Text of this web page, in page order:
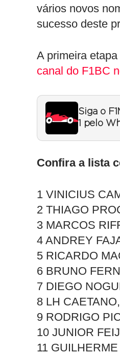
vários novos
sucesso deste
A primeira
canal do F1BC
Siga o
1 pelo
Confira a lista
1 VINICIUS
2 THIAGO
3 MARCOS
4 ANDREY
5 RICARDO
6 BRUNO
7 DIEGO
8 LH
9 RODRIGO
10 JUNIOR
11